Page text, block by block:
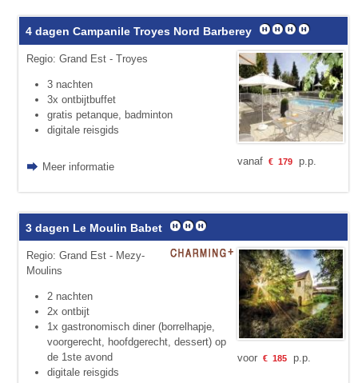
4 dagen Campanile Troyes Nord Barberey
Regio: Grand Est - Troyes
3 nachten
3x ontbijtbuffet
gratis petanque, badminton
digitale reisgids
Meer informatie vanaf € 179p.p.
3 dagen Le Moulin Babet
Regio: Grand Est - Mezy-
Moulins
2 nachten
2x ontbijt
1x gastronomisch diner (borrelhapje,
voorgerecht, hoofdgerecht, dessert) op
de 1ste avond
digitale reisgids
voor € 185p.p.